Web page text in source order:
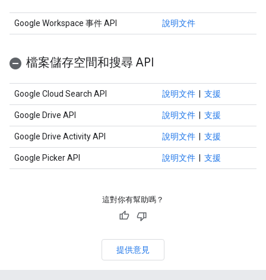
Google Workspace 事件 API 說明文件
檔案儲存空間和搜尋 API
Google Cloud Search API 說明文件 支援
Google Drive API 說明文件 支援
Google Drive Activity API 說明文件 支援
Google Picker API 說明文件 支援
這對你有幫助嗎？
提供意見